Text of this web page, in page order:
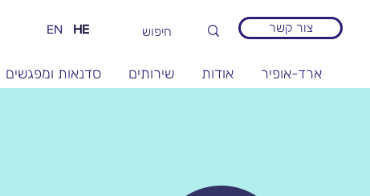
EN HE צור קשר
ארד-אופיר אודות שירותים סדנאות ומפגשים